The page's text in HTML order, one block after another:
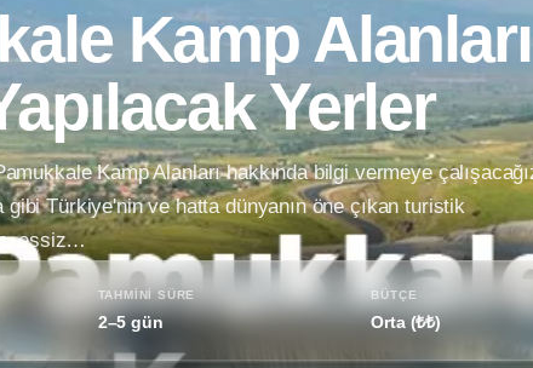
Kamp
Yerler
Kamp Alanları hakkında bilgi vermeye
Türkiye'nin ve hatta dünyanın öne çıkan turistik
eşsiz…
TAHMINI SÜRE
2–5 gün
BÜTÇE
Orta (₺₺)